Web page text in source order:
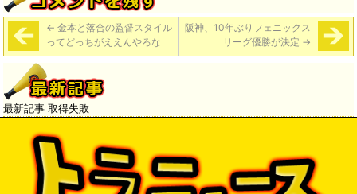
← 金本と落合の監督スタイル
ってどっちがええんやろな
阪神、10年ぶりフェニックス
リーグ優勝が決定 →
最新記事 取得失敗